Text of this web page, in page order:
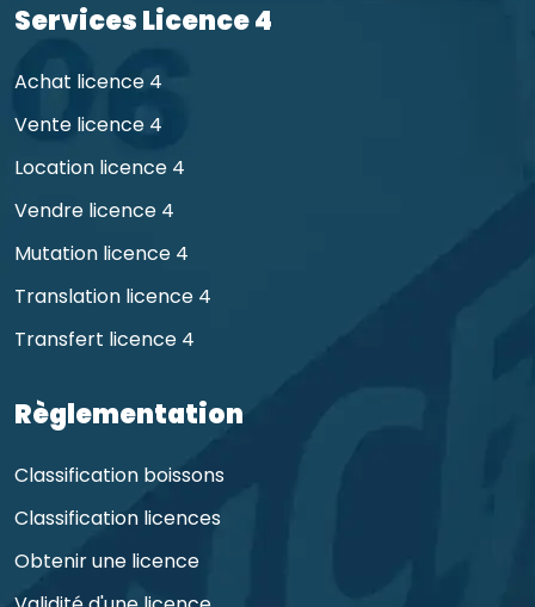
Services Licence 4
Achat licence 4
Vente licence 4
Location licence 4
Vendre licence 4
Mutation licence 4
Translation licence 4
Transfert licence 4
Règlementation
Classification boissons
Classification licences
Obtenir une licence